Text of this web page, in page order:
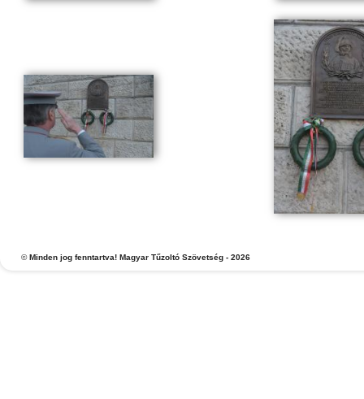
©Minden jog fenntartva! Magyar Tűzoltó Szövetség - 2026